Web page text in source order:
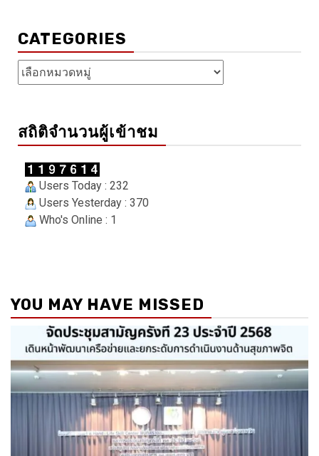
CATEGORIES
Categories
สถิติจำนวนผู้เข้าชม
Users Today : 232
Users Yesterday : 370
Who's Online : 1
YOU MAY HAVE MISSED